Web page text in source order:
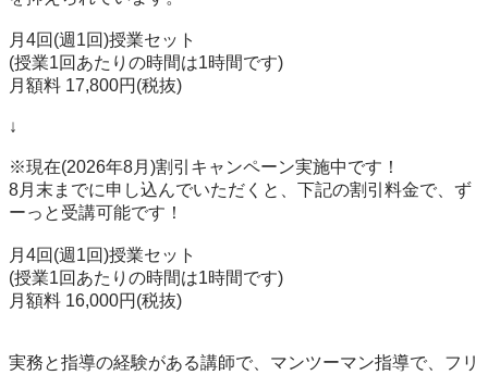
月4回(週1回)授業セット
(授業1回あたりの時間は1時間です)
月額料 17,800円(税抜)
↓
※現在(2026年8月)割引キャンペーン実施中です！
8月末までに申し込んでいただくと、下記の割引料金で、ず
ーっと受講可能です！
月4回(週1回)授業セット
(授業1回あたりの時間は1時間です)
月額料 16,000円(税抜)
実務と指導の経験がある講師で、マンツーマン指導で、フリ